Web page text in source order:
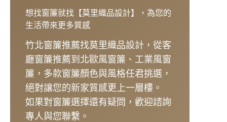
想找窗簾就找【莫里織品設計】，為您的
生活帶來更多質感
竹北窗簾推薦找莫里織品設計，從客
廳窗簾推薦到北歐風窗簾、工業風窗
簾，多款窗簾顏色與風格任君挑選，
絕對讓您的新家質感更上一層樓。
如果對窗簾選擇還有疑問，歡迎諮詢
專人與您聯繫。